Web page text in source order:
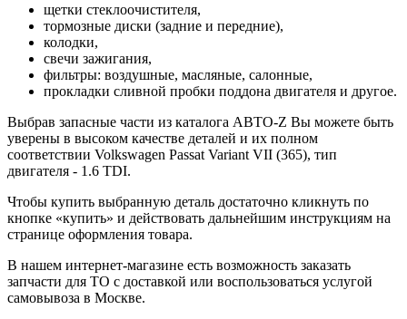
щетки стеклоочистителя,
тормозные диски (задние и передние),
колодки,
свечи зажигания,
фильтры: воздушные, масляные, салонные,
прокладки сливной пробки поддона двигателя и другое.
Выбрав запасные части из каталога АВТО-Z Вы можете быть
уверены в высоком качестве деталей и их полном
соответствии Volkswagen Passat Variant VII (365), тип
двигателя - 1.6 TDI.
Чтобы купить выбранную деталь достаточно кликнуть по
кнопке «купить» и действовать дальнейшим инструкциям на
странице оформления товара.
В нашем интернет-магазине есть возможность заказать
запчасти для ТО с доставкой или воспользоваться услугой
самовывоза в Москве.